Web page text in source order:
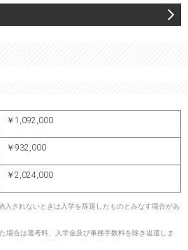
￥1,092,000
￥932,000
￥2,024,000
入されないときは入学を辞退したものとみなす場合があ
場合は選考料、入学金及び事務手数料を除き返還しま